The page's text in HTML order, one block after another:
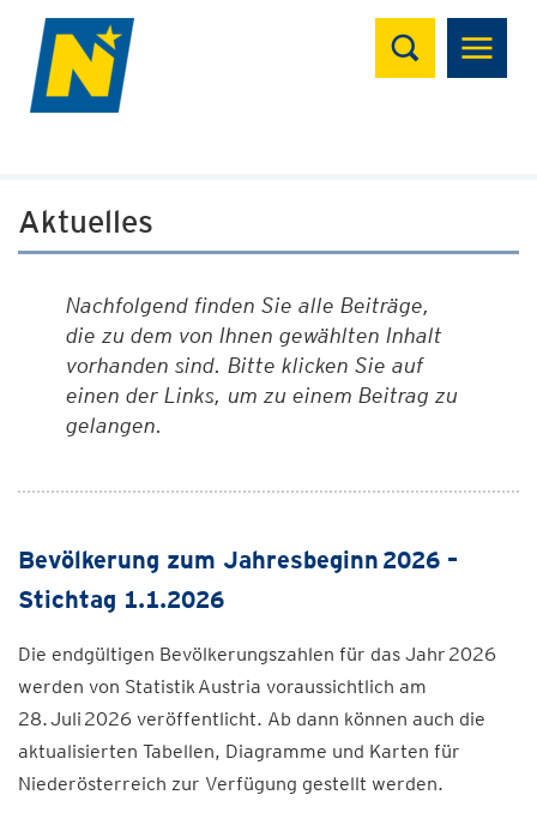
Suchen
Aktuelles
Nachfolgend finden Sie alle Beiträge,
die zu dem von Ihnen gewählten Inhalt
vorhanden sind. Bitte klicken Sie auf
einen der Links, um zu einem Beitrag zu
gelangen.
Bevölkerung zum Jahresbeginn 2026 –
Stichtag 1.1.2026
Die endgültigen Bevölkerungszahlen für das Jahr 2026
werden von Statistik Austria voraussichtlich am
28. Juli 2026 veröffentlicht. Ab dann können auch die
aktualisierten Tabellen, Diagramme und Karten für
Niederösterreich zur Verfügung gestellt werden.